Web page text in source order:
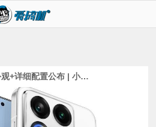
光速预热，魅族22定档+外观+详细配置公布 | 小米16外观爆料+X300 Pro正面图